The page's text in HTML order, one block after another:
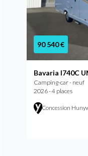
90 540 €
Bavaria I740C
Camping-car - neuf
2026 - 4 places
Concession